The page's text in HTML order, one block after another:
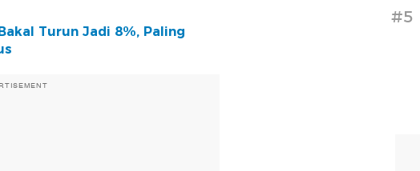
Turun Jadi 8%, Paling
#5